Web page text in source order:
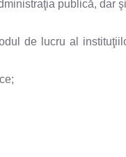
publică, dar
de lucru al